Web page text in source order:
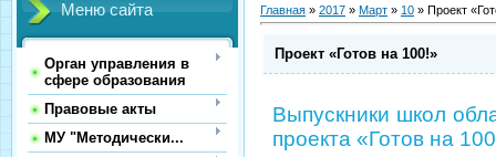
Меню сайта
Орган управления в
сфере образования
Правовые акты
МУ "Методически...
Главная » 2017 » Март » 10 » Проект
Проект «Готов на 100!»
Выпускники школ
проекта «Готов на